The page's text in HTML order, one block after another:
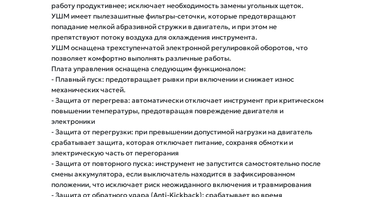
работу продуктивнее; исключает необходимость замены угольных щеток.
УШМ имеет пылезашитные фильтры-сеточки, которые предотвращают
попадание мелкой абразивной стружки в двигатель, и при этом не
препятствуют потоку воздуха для охлаждения инструмента.
УШМ оснащена трехступенчатой электронной регулировкой оборотов, что
позволяет комфортно выполнять различные работы.
Плата управления оснащена следующим функционалом:
- Плавный пуск: предотвращает рывки при включении и снижает износ
механических частей.
- Защита от перегрева: автоматически отключает инструмент при критическом
повышении температуры, предотвращая повреждение двигателя и
электроники
- Защита от перегрузки: при превышении допустимой нагрузки на двигатель
срабатывает защита, которая отключает питание, сохраняя обмотки и
электрическую часть от перегорания
- Защита от повторного пуска: инструмент не запустится самостоятельно после
смены аккумулятора, если выключатель находится в зафиксированном
положении, что исключает риск неожиданного включения и травмирования
- Защита от обратного удара (Anti-Kickback): срабатывает во время